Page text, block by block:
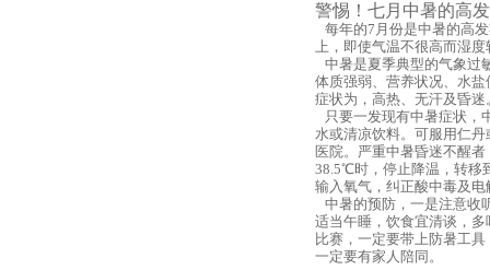
警惕！七月中暑的高
每年的7月份是中暑的高
上，即使气温不很高而湿
中暑是夏季典型的气象过
体质强弱、营养状况、水
症状为，高热、无汗及昏
只要一发现有中暑症状，
水或清凉饮料。可服用仁
医院。严重中暑昏迷不醒
38.5℃时，停止降温，转移
输入氧气，纠正酸中毒及
中暑的预防，一是注意收
适当午睡，饮食宜清谈，
比赛，一定要带上防暑工
一定要有家人陪同。